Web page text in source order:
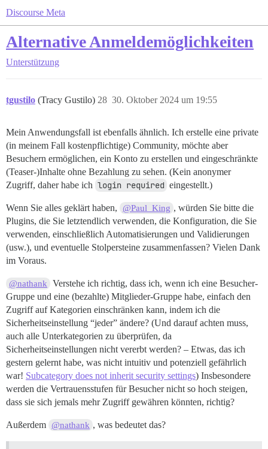
Discourse Meta
Alternative Anmeldemöglichkeiten
Unterstützung
tgustilo (Tracy Gustilo) 30. Oktober 2024 um 19:55
28
Mein Anwendungsfall ist ebenfalls ähnlich. Ich erstelle eine private
(in meinem Fall kostenpflichtige) Community, möchte aber
Besuchern ermöglichen, ein Konto zu erstellen und eingeschränkte
(Teaser-)Inhalte ohne Bezahlung zu sehen. (Kein anonymer
Zugriff, daher habe ich login required eingestellt.)
Wenn Sie alles geklärt haben, @Paul_King , würden Sie bitte die
Plugins, die Sie letztendlich verwenden, die Konfiguration, die Sie
verwenden, einschließlich Automatisierungen und Validierungen
(usw.), und eventuelle Stolpersteine zusammenfassen? Vielen Dank
im Voraus.
@nathank
Verstehe ich richtig, dass ich, wenn ich eine Besucher-
Gruppe und eine (bezahlte) Mitglieder-Gruppe habe, einfach den
Zugriff auf Kategorien einschränken kann, indem ich die
Sicherheitseinstellung “jeder” ändere? (Und darauf achten muss,
auch alle Unterkategorien zu überprüfen, da
Sicherheitseinstellungen nicht vererbt werden? – Etwas, das ich
gestern gelernt habe, was nicht intuitiv und potenziell gefährlich
war! Subcategory does not inherit security settings) Insbesondere
werden die Vertrauensstufen für Besucher nicht so hoch steigen,
dass sie sich jemals mehr Zugriff gewähren könnten, richtig?
Außerdem @nathank , was bedeutet das?